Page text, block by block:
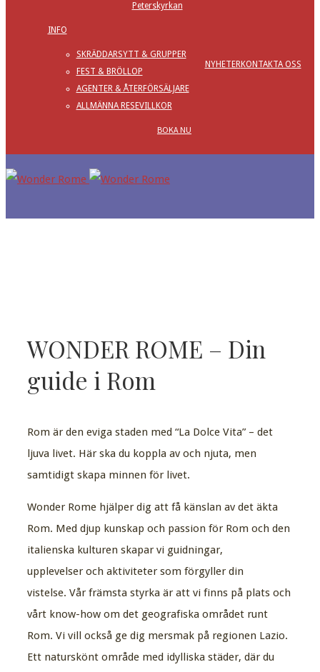
Peterskyrkan
INFO
SKRÄDDARSYTT & GRUPPER
FEST & BRÖLLOP
AGENTER & ÅTERFÖRSÄLJARE
ALLMÄNNA RESEVILLKOR
NYHETERKONTAKTA OSS
BOKA NU
WONDER ROME – Din
guide i Rom
Rom är den eviga staden med “La Dolce Vita” – det
ljuva livet. Här ska du koppla av och njuta, men
samtidigt skapa minnen för livet.
Wonder Rome hjälper dig att få känslan av det äkta
Rom. Med djup kunskap och passion för Rom och den
italienska kulturen skapar vi guidningar,
upplevelser och aktiviteter som förgyller din
vistelse. Vår främsta styrka är att vi finns på plats och
vårt know-how om det geografiska området runt
Rom. Vi vill också ge dig mersmak på regionen Lazio.
Ett naturskönt område med idylliska städer, där du